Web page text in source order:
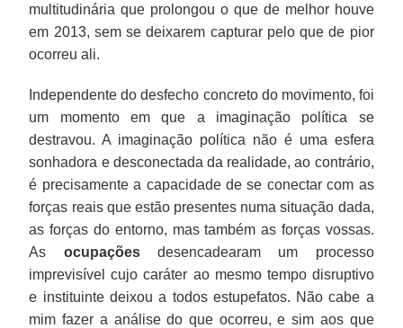
multitudinária que prolongou o que de melhor houve
em 2013, sem se deixarem capturar pelo que de pior
ocorreu ali.
Independente do desfecho concreto do movimento, foi
um momento em que a imaginação política se
destravou. A imaginação política não é uma esfera
sonhadora e desconectada da realidade, ao contrário,
é precisamente a capacidade de se conectar com as
forças reais que estão presentes numa situação dada,
as forças do entorno, mas também as forças vossas.
As ocupaçõesdesencadearam um processo
imprevisível cujo caráter ao mesmo tempo disruptivo
e instituinte deixou a todos estupefatos. Não cabe a
mim fazer a análise do que ocorreu, e sim aos que